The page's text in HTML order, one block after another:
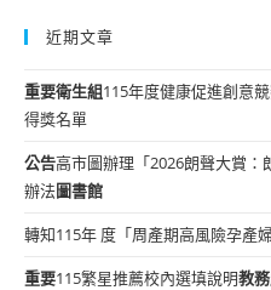
近期文章
重要衛生組115年度健康促進創意
得獎名單
公告高市圖辦理「2026朗聲大賞
辦法圖書館
轉知115年 度「周產期高風險孕產
重要115繁星推薦校內選填說明教